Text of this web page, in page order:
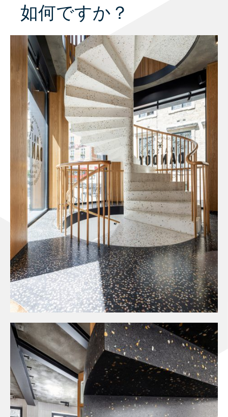
如何ですか？